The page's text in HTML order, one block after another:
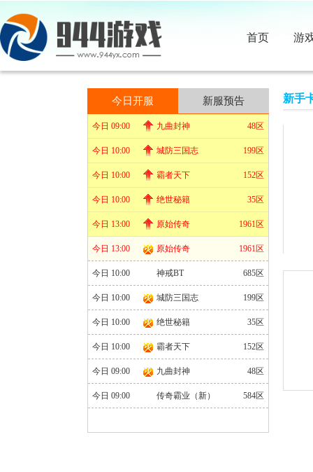
首页 游
今日开服 新服预告
今日 09:00 九曲封神 48区
今日 10:00 城防三国志 199区
今日 10:00 霸者天下 152区
今日 10:00 绝世秘籍 35区
今日 13:00 原始传奇 1961区
今日 13:00 原始传奇 1961区
今日 10:00 神戒BT 685区
今日 10:00 城防三国志 199区
今日 10:00 绝世秘籍 35区
今日 10:00 霸者天下 152区
今日 09:00 九曲封神 48区
今日 09:00 传奇霸业（新） 584区
新手